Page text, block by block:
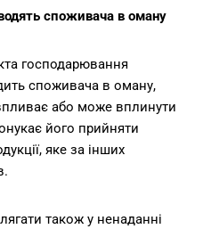
споживача в оману
господарювання
споживача в оману,
або може вплинути
його прийняти
яке за інших
також у ненаданні